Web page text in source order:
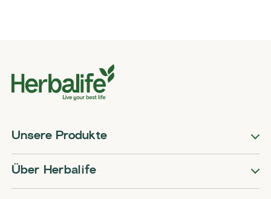
Unsere Produkte
Über Herbalife